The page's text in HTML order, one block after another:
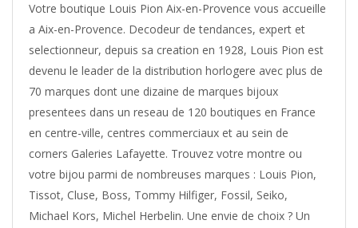
Votre boutique Louis Pion Aix-en-Provence vous accueille
a Aix-en-Provence. Decodeur de tendances, expert et
selectionneur, depuis sa creation en 1928, Louis Pion est
devenu le leader de la distribution horlogere avec plus de
70 marques dont une dizaine de marques bijoux
presentees dans un reseau de 120 boutiques en France
en centre-ville, centres commerciaux et au sein de
corners Galeries Lafayette. Trouvez votre montre ou
votre bijou parmi de nombreuses marques : Louis Pion,
Tissot, Cluse, Boss, Tommy Hilfiger, Fossil, Seiko,
Michael Kors, Michel Herbelin. Une envie de choix ? Un